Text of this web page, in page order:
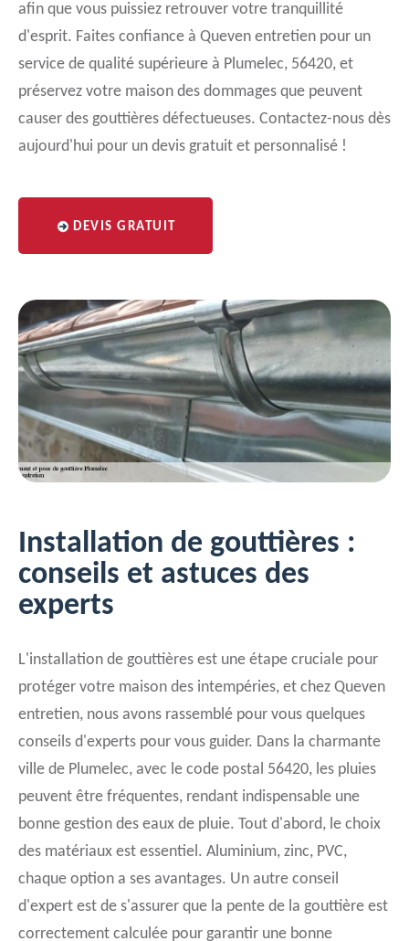
afin que vous puissiez retrouver votre tranquillité
d'esprit. Faites confiance à Queven entretien pour un
service de qualité supérieure à Plumelec, 56420, et
préservez votre maison des dommages que peuvent
causer des gouttières défectueuses. Contactez-nous dès
aujourd'hui pour un devis gratuit et personnalisé !
DEVIS GRATUIT
Installation de gouttières :
conseils et astuces des
experts
L'installation de gouttières est une étape cruciale pour
protéger votre maison des intempéries, et chez Queven
entretien, nous avons rassemblé pour vous quelques
conseils d'experts pour vous guider. Dans la charmante
ville de Plumelec, avec le code postal 56420, les pluies
peuvent être fréquentes, rendant indispensable une
bonne gestion des eaux de pluie. Tout d'abord, le choix
des matériaux est essentiel. Aluminium, zinc, PVC,
chaque option a ses avantages. Un autre conseil
d'expert est de s'assurer que la pente de la gouttière est
correctement calculée pour garantir une bonne